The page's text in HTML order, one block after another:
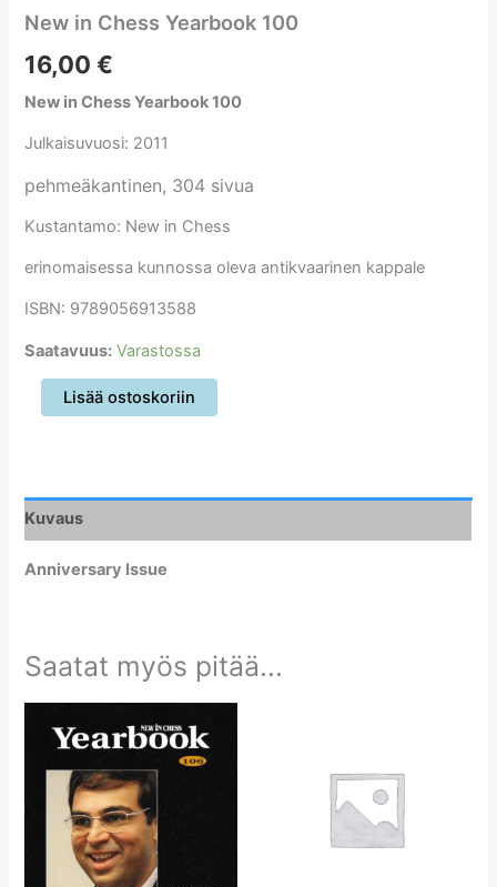
New in Chess Yearbook 100
16,00€
New in Chess Yearbook 100
Julkaisuvuosi: 2011
pehmeäkantinen, 304 sivua
Kustantamo: New in Chess
erinomaisessa kunnossa oleva antikvaarinen kappale
ISBN: 9789056913588
Saatavuus: Varastossa
määrä
Lisää ostoskoriin
Kuvaus
Anniversary Issue
Saatat myös pitää...